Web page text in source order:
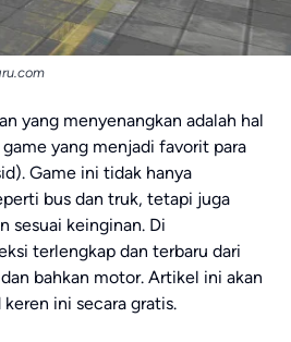
yang menyenangkan adalah hal
yang menjadi favorit para
Game ini tidak hanya
bus dan truk, tetapi juga
sesuai keinginan. Di
terlengkap dan terbaru dari
bahkan motor. Artikel ini akan
ini secara gratis.